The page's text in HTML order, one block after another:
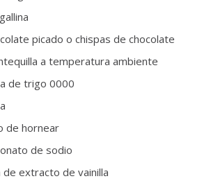
picado o chispas de chocolate
a temperatura ambiente
de trigo 0000
de hornear
de sodio
de extracto de vainilla